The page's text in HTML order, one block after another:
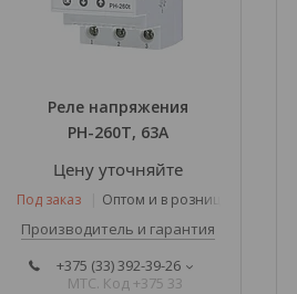
Реле напряжения
РН-260Т, 63А
Цену уточняйте
Под заказ Оптом и в розницу
Производитель и гарантия
+375 (33) 392-39-26
МТС. Код +375 33